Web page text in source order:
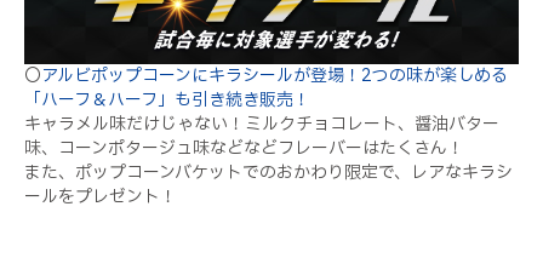
〇アルビポップコーンにキラシールが登場！2つの味が楽しめる
「ハーフ＆ハーフ」も引き続き販売！
キャラメル味だけじゃない！ミルクチョコレート、醤油バター
味、コーンポタージュ味などなどフレーバーはたくさん！
また、ポップコーンバケットでのおかわり限定で、レアなキラシ
ールをプレゼント！